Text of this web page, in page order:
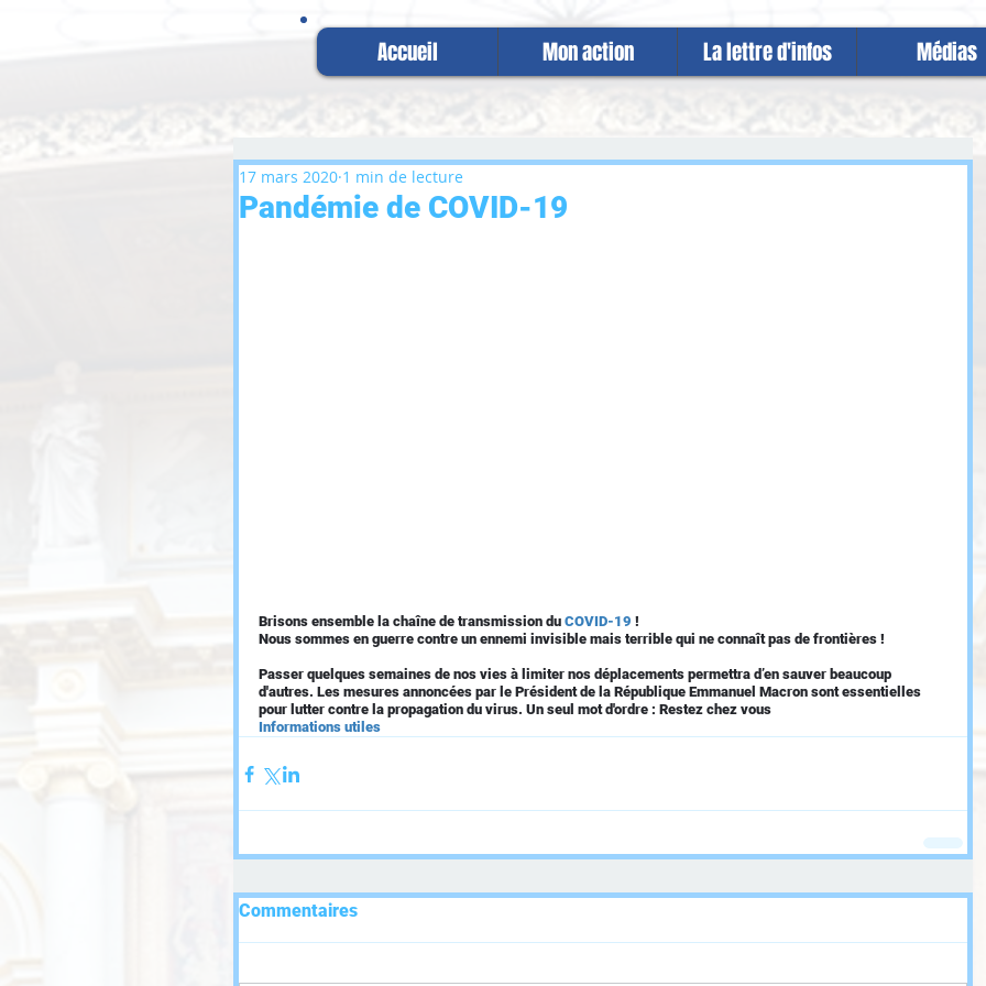
Accueil Mon action La lettre d'infos Médias
Pandémie de COVID-19
17 mars 2020 1 min de lecture
Brisons ensemble la chaîne de transmission du COVID-19 !
Nous sommes en guerre contre un ennemi invisible mais terrible qui ne connaît pas de frontières !
Passer quelques semaines de nos vies à limiter nos déplacements permettra d’en sauver beaucoup
d'autres. Les mesures annoncées par le Président de la République Emmanuel Macron sont essentielles
pour lutter contre la propagation du virus. Un seul mot d'ordre : Restez chez vous
Informations utiles
Commentaires